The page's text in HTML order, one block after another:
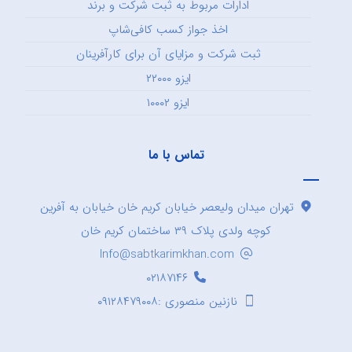
ادارات مربوط به ثبت شرکت و برند
اخذ جواز کسب کافی‌شاپ
ثبت شرکت و مزایای آن برای کارآفرینان
ایزو ۲۲۰۰۰
ایزو ۱۰۰۰۲
تماس با ما
تهران میدان ولیعصر خیابان کریم خان خیابان به آفرین
کوچه ولدی پلاک ۳۹ ساختمان کریم خان
Info@sabtkarimkhan.com
۰۲۱۸۷۱۴۶
نازنین منصوری :۰۹۱۲۸۴۷۹۰۰۸